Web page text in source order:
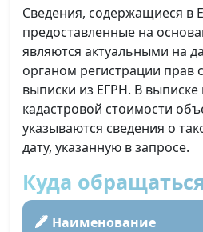
Сведения, содержащиеся в
предоставленные на
являются актуальными на
органом регистрации прав
выписки из ЕГРН. В выписке
кадастровой стоимости
указываются сведения о
дату, указанную в запросе.
Куда
Наименование